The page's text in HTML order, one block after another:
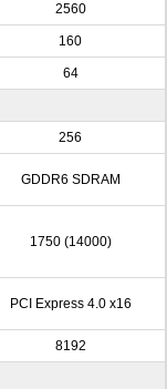
2560
160
64
256
GDDR6 SDRAM
1750 (14000)
PCI Express 4.0 x16
8192